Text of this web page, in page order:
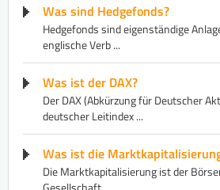
Was sind Hedgefonds?
Hedgefonds sind eigenständige
englische Verb ...
Was ist der DAX?
Der DAX (Abkürzung für Deutscher
deutscher Leitindex ...
Was ist die
​Die Marktkapitalisierung ist der